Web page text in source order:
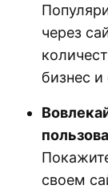
через
бизнес
своем